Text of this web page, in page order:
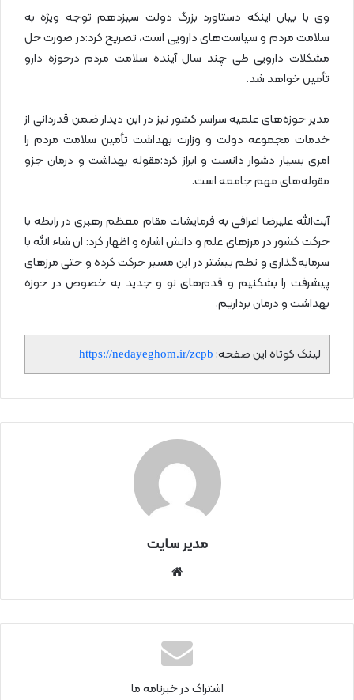
وی با بیان اینکه دستاورد بزرگ دولت سیزدهم توجه ویژه به
سلامت مردم و سیاست‌های دارویی است، تصریح کرد:در صورت حل
مشکلات دارویی طی چند سال آینده سلامت مردم درحوزه دارو
تأمین خواهد شد.
مدیر حوزه‌های علمیه سراسر کشور نیز در این دیدار ضمن قدردانی از
خدمات مجموعه دولت و وزارت بهداشت تأمین سلامت مردم را
امری بسیار دشوار دانست و ابراز کرد:مقوله بهداشت و درمان جزو
مقوله‌های مهم جامعه است.
آیت‌الله علیرضا اعرافی به فرمایشات مقام معظم رهبری در رابطه با
حرکت کشور در مرزهای علم و دانش اشاره و اظهار کرد: ان شاء الله با
سرمایه‌گذاری و نظم بیشتر در این مسیر حرکت کرده و حتی مرزهای
پیشرفت را بشکنیم و قدم‌های نو و جدید به خصوص در حوزه
بهداشت و درمان برداریم.
لینک کوتاه این صفحه: https://nedayeghom.ir/zcpb
مدیر سایت
نتی
اشتراک در خبرنامه ما